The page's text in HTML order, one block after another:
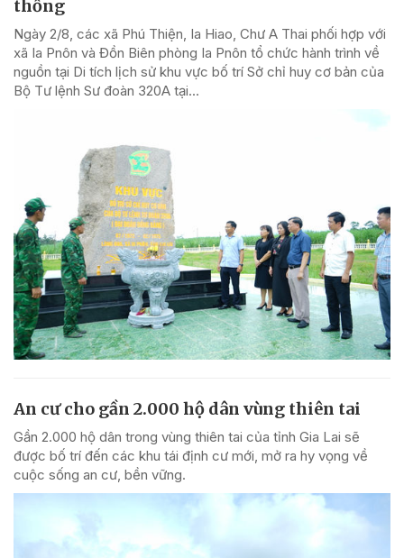
thống
Ngày 2/8, các xã Phú Thiện, Ia Hiao, Chư A Thai phối hợp với
xã Ia Pnôn và Đồn Biên phòng Ia Pnôn tổ chức hành trình về
nguồn tại Di tích lịch sử khu vực bố trí Sở chỉ huy cơ bản của
Bộ Tư lệnh Sư đoàn 320A tại...
An cư cho gần 2.000 hộ dân vùng thiên tai
Gần 2.000 hộ dân trong vùng thiên tai của tỉnh Gia Lai sẽ
được bố trí đến các khu tái định cư mới, mở ra hy vọng về
cuộc sống an cư, bền vững.